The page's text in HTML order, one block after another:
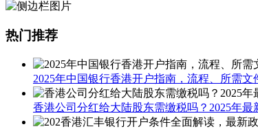
热门推荐
2025年中国银行香港开户指南，流程、所需文
香港公司分红给大陆股东需缴税吗？2025年最